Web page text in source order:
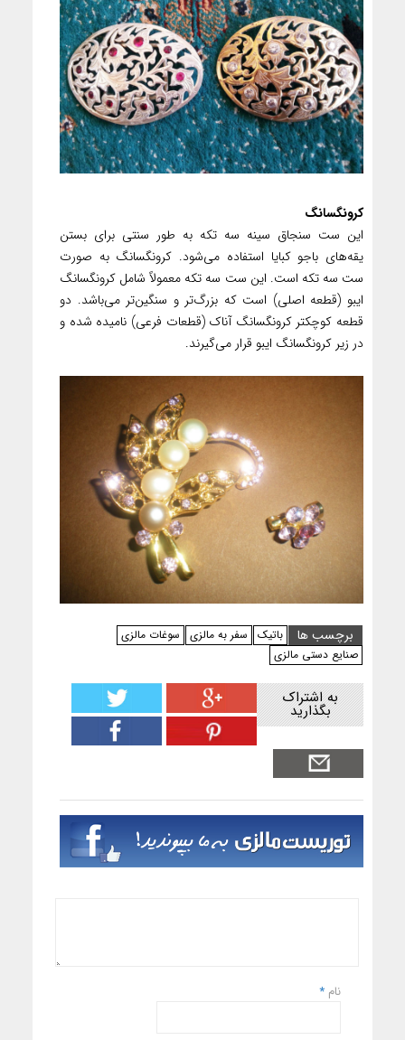
کرونگسانگ
این ست سنجاق سینه سه تکه به طور سنتی برای بستن
یقه‌های باجو کبایا استفاده می‌شود. کرونگسانگ به صورت
ست سه تکه است. این ست سه تکه معمولاً شامل کرونگسانگ
ایبو (قطعه اصلی) است که بزرگ‌تر و سنگین‌تر می‌باشد. دو
قطعه کوچکتر کرونگسانگ آناک (قطعات فرعی) نامیده شده و
در زیر کرونگسانگ ایبو قرار می‌گیرند.
برچسب ها باتیک سفر به مالزی
سوغات مالزی
صنایع دستی مالزی
به اشتراک
بگذارید
نام *